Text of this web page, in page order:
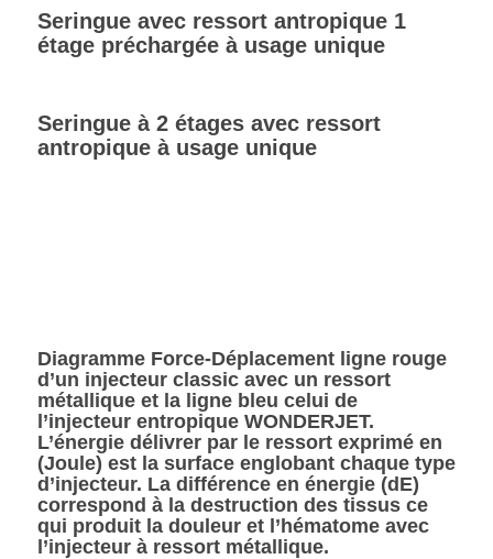
Seringue avec ressort antropique 1
étage préchargée à usage unique
Seringue à 2 étages avec ressort
antropique à usage unique
Diagramme Force-Déplacement ligne rouge
d’un injecteur classic avec un ressort
métallique et la ligne bleu celui de
l’injecteur entropique WONDERJET.
L’énergie délivrer par le ressort exprimé en
(Joule) est la surface englobant chaque type
d’injecteur. La différence en énergie (dE)
correspond à la destruction des tissus ce
qui produit la douleur et l’hématome avec
l’injecteur à ressort métallique.